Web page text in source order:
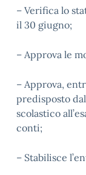
– Verifica lo
il 30 giugno;
– Approva le
– Approva,
predisposto
scolastico
conti;
– Stabilisce